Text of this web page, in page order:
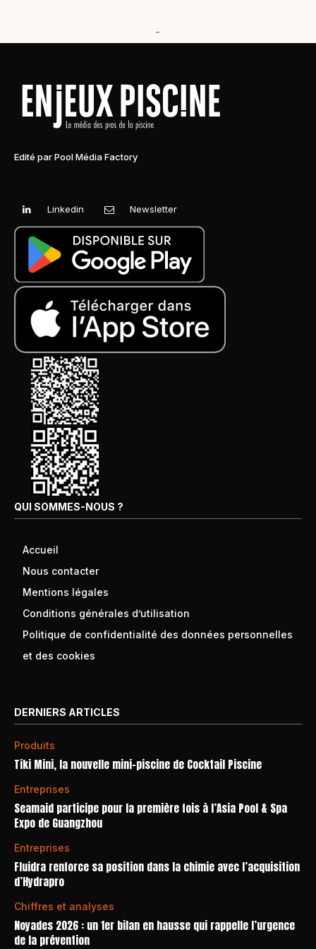
-
Edité par Pool Média Factory
Linkedin Newsletter
QUI SOMMES-NOUS ?
Accueil
Nous contacter
Mentions légales
Conditions générales d’utilisation
Politique de confidentialité des données personnelles
et des cookies
DERNIERS ARTICLES
Produits
Tiki Mini, la nouvelle mini-piscine de Cocktail Piscine
Entreprises
Seamaid participe pour la première fois à l’Asia Pool & Spa
Expo de Guangzhou
Entreprises
Fluidra renforce sa position dans la chimie avec l’acquisition
d’Hydrapro
Chiffres et analyses
Noyades 2026 : un 1er bilan en hausse qui rappelle l’urgence
de la prévention